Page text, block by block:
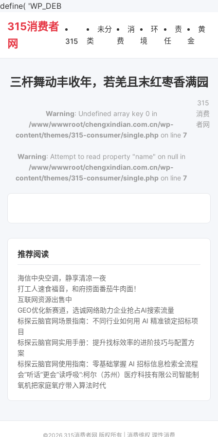
define( 'WP_DEB
315消费者
网
315
未分
类
消
费
环
境
责
任
黄
金
三杆舞动丰收年，若羌且末红枣香满园
Warning: Undefined array key 0 in
/www/wwwroot/chengxindian.com.cn/wp-
content/themes/315-consumer/single.php on line7
Warning: Attempt to read property "name" on null in
/www/wwwroot/chengxindian.com.cn/wp-
content/themes/315-consumer/single.php on line7
315
消费
者网
推荐阅读
海信中央空调，静享清凉一夜
打工人速食福音，和府捞面番茄牛肉面！
互联网资源出售中
GEO优化新赛道，选诚网络助力企业抢占AI搜索流量
标探云脑官网场景指南：不同行业如何用 AI 精准锁定招标项
目
标探云脑官网实用手册：提升找标效率的进阶技巧与配置方
案
标探云脑官网使用指南：零基础掌握 AI 招标信息检索全流程
会”听话”更会”读呼吸”:柯尔（苏州）医疗科技有限公司智能制
氧机把家庭氧疗带入算法时代
©2026 315消费者网 版权所有 | 消费维权 理性消费